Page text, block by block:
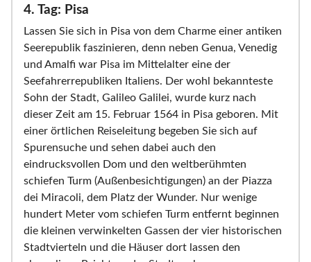
4. Tag: Pisa
Lassen Sie sich in Pisa von dem Charme einer antiken
Seerepublik faszinieren, denn neben Genua, Venedig
und Amalfi war Pisa im Mittelalter eine der
Seefahrerrepubliken Italiens. Der wohl bekannteste
Sohn der Stadt, Galileo Galilei, wurde kurz nach
dieser Zeit am 15. Februar 1564 in Pisa geboren. Mit
einer örtlichen Reiseleitung begeben Sie sich auf
Spurensuche und sehen dabei auch den
eindrucksvollen Dom und den weltberühmten
schiefen Turm (Außenbesichtigungen) an der Piazza
dei Miracoli, dem Platz der Wunder. Nur wenige
hundert Meter vom schiefen Turm entfernt beginnen
die kleinen verwinkelten Gassen der vier historischen
Stadtvierteln und die Häuser dort lassen den